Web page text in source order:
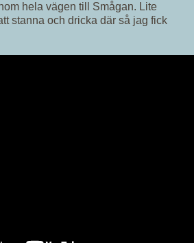
hela vägen till Smågan. Lite
stanna och dricka där så jag fick